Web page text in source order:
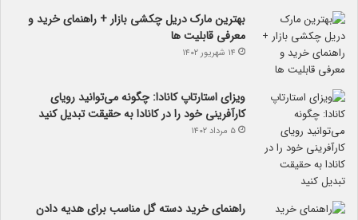
بهترین مارک دریل چکشی بازار + راهنمای خرید و
معرفی قابلیت ها
۱۴ شهریور ۱۴۰۲
ویزای استارتاپ کانادا: چگونه می‌توانید رویای
کارآفرینی خود را در کانادا به حقیقت تبدیل کنید
۵ مرداد ۱۴۰۲
راهنمای خرید دسته گل مناسب برای هدیه دادن